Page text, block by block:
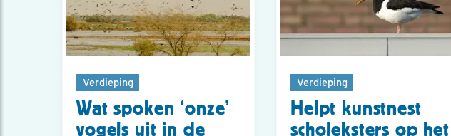
Verdieping
Wat spoken ‘onze’
vogels uit in de
Verdieping
Helpt kunstnest
scholeksters op het